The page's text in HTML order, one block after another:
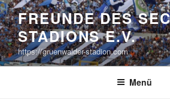
Zum
Inhalt
springen
FREUNDE DES
STADIONS E.V.
https://gruenwalder-stadion.com
Menü